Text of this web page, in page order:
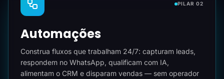
PILAR 02
Automações
Construa fluxos que trabalham 24/7: capturam leads,
respondem no WhatsApp, qualificam com IA,
alimentam o CRM e disparam vendas — sem operador